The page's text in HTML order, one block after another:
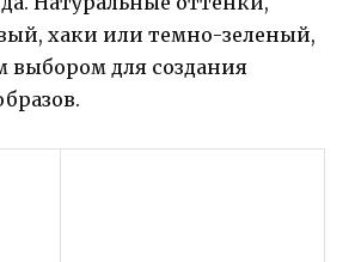
хаки или темно-зеленый,
выбором для создания